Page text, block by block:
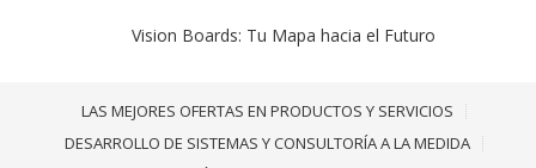
Vision Boards: Tu Mapa hacia el Futuro
LAS MEJORES OFERTAS EN PRODUCTOS Y SERVICIOS
DESARROLLO DE SISTEMAS Y CONSULTORÍA A LA MEDIDA